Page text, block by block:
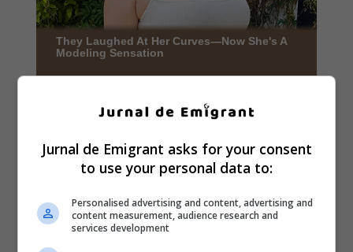
Jurnal de Emigrant asks for your consent
to use your personal data to:
Personalised advertising and content, advertising and
content measurement, audience research and
services development